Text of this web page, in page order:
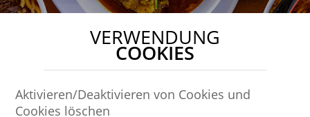
VERWENDUNG
COOKIES
Aktivieren/Deaktivieren von Cookies und
Cookies löschen